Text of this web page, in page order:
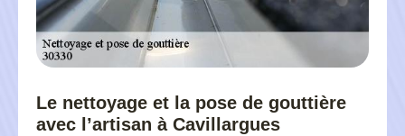
Le nettoyage et la pose de gouttière
avec l’artisan à Cavillargues